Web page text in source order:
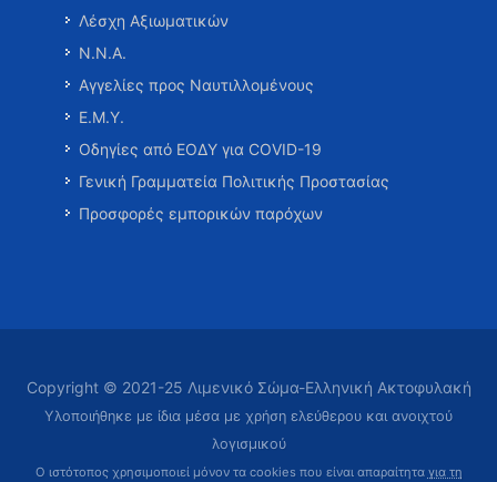
Λέσχη Αξιωματικών
Ν.Ν.Α.
Αγγελίες προς Ναυτιλλομένους
Ε.Μ.Υ.
Οδηγίες από ΕΟΔΥ για COVID-19
Γενική Γραμματεία Πολιτικής Προστασίας
Προσφορές εμπορικών παρόχων
Copyright © 2021-25 Λιμενικό Σώμα-Ελληνική Ακτοφυλακή
Υλοποιήθηκε με ίδια μέσα με χρήση ελεύθερου και ανοιχτού
λογισμικού
Ο ιστότοπος χρησιμοποιεί μόνον τα cookies που είναι απαραίτητα για τη